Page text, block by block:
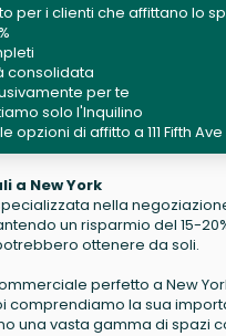
per i clienti che affittano lo
consolidata
per te
solo l'Inquilino
opzioni di affitto a 111 Fifth Ave
a New York
nella
un risparmio del 15-
ottenere da soli.
perfetto a New
comprendiamo la sua
una vasta gamma di spazi